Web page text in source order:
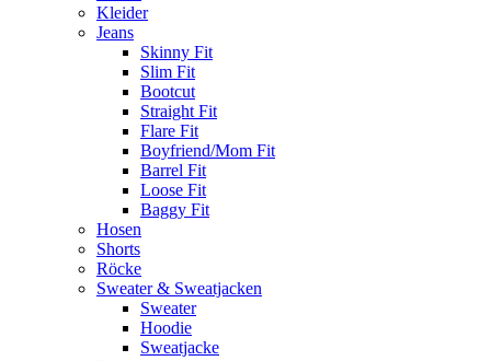
Kleider
Jeans
Skinny Fit
Slim Fit
Bootcut
Straight Fit
Flare Fit
Boyfriend/Mom Fit
Barrel Fit
Loose Fit
Baggy Fit
Hosen
Shorts
Röcke
Sweater & Sweatjacken
Sweater
Hoodie
Sweatjacke